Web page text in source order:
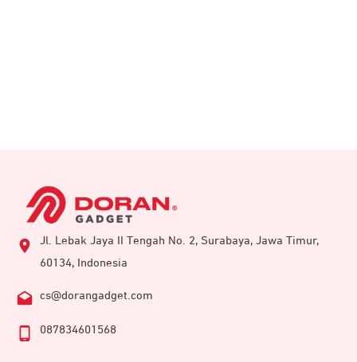
Jl. Lebak Jaya II Tengah No. 2, Surabaya, Jawa Timur,
60134, Indonesia
cs@dorangadget.com
087834601568